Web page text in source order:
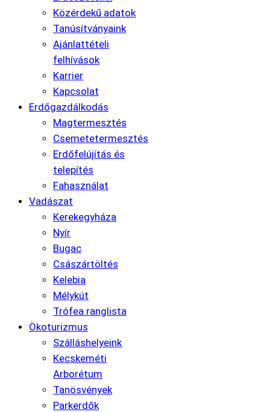
Közérdekű adatok
Tanúsítványaink
Ajánlattételi
felhívások
Karrier
Kapcsolat
Erdőgazdálkodás
Magtermesztés
Csemetetermesztés
Erdőfelújítás és
telepítés
Fahasználat
Vadászat
Kerekegyháza
Nyír
Bugac
Császártöltés
Kelebia
Mélykút
Trófea ranglista
Ökoturizmus
Szálláshelyeink
Kecskeméti
Arborétum
Tanösvények
Parkerdők